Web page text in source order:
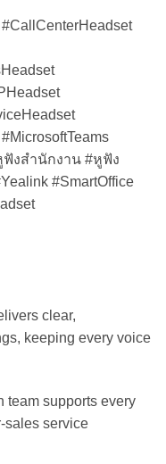
ฟังสำนักงาน #หูฟัง
#SmartOffice
clear,
keeping every voice
team supports every
sales service